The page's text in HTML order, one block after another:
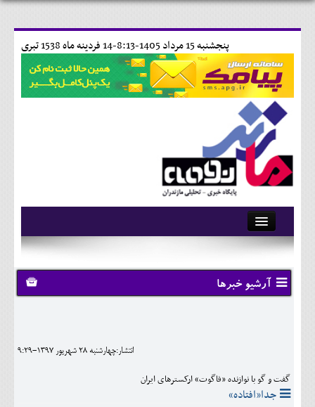
14 فردينه ماه 1538 تبری پنجشنبه 15 مرداد 1405-8:13-
آرشیو
تماس با ما
وبلاگ
کلینیک
آرشیو خبرها
انتشار:چهارشنبه 28 شهريور 1397-9:29
گفت و گو با نوازنده «فاگوت» ارکسترهای ایران
جدا«افتاده»